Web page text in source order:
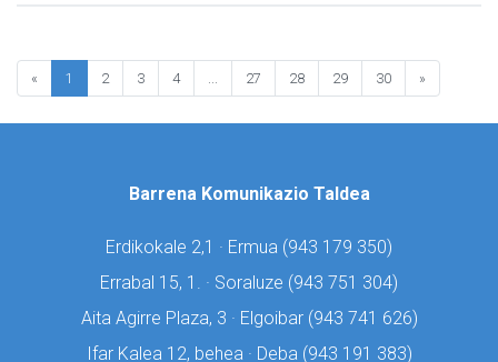
« 1 2 3 4 ... 27 28 29 30 »
Barrena Komunikazio Taldea
Erdikokale 2,1 · Ermua (943 179 350)
Errabal 15, 1. · Soraluze (943 751 304)
Aita Agirre Plaza, 3 · Elgoibar (943 741 626)
Ifar Kalea 12, behea · Deba (943 191 383)